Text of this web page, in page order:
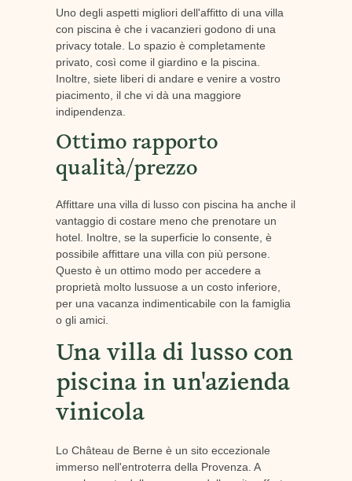
Uno degli aspetti migliori dell'affitto di una villa
con piscina è che i vacanzieri godono di una
privacy totale. Lo spazio è completamente
privato, così come il giardino e la piscina.
Inoltre, siete liberi di andare e venire a vostro
piacimento, il che vi dà una maggiore
indipendenza.
Ottimo rapporto
qualità/prezzo
Affittare una villa di lusso con piscina ha anche il
vantaggio di costare meno che prenotare un
hotel. Inoltre, se la superficie lo consente, è
possibile affittare una villa con più persone.
Questo è un ottimo modo per accedere a
proprietà molto lussuose a un costo inferiore,
per una vacanza indimenticabile con la famiglia
o gli amici.
Una villa di lusso con
piscina in un'azienda
vinicola
Lo Château de Berne è un sito eccezionale
immerso nell'entroterra della Provenza. A